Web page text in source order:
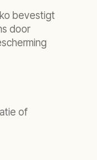
bevestigt
door
of